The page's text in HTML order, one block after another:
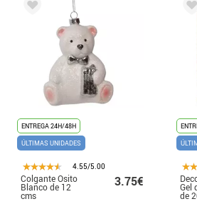
ENTREGA 24H/48H
ÚLTIMAS UNIDADES
4.55/5.00
Colgante Osito
Blanco de 12
cms
3.75€ Gel
de